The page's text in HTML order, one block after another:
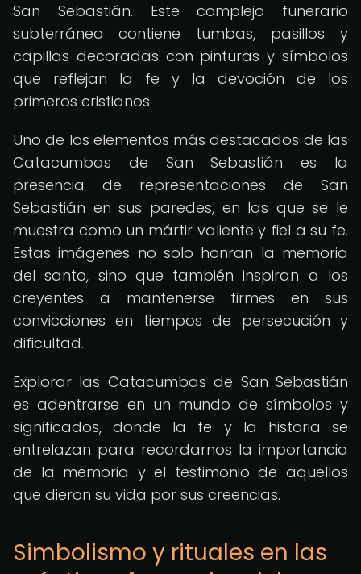
San Sebastián. Este complejo funerario
subterráneo contiene tumbas, pasillos y
capillas decoradas con pinturas y símbolos
que reflejan la fe y la devoción de los
primeros cristianos.
Uno de los elementos más destacados de las
Catacumbas de San Sebastián es la
presencia de representaciones de San
Sebastián en sus paredes, en las que se le
muestra como un mártir valiente y fiel a su fe.
Estas imágenes no solo honran la memoria
del santo, sino que también inspiran a los
creyentes a mantenerse firmes en sus
convicciones en tiempos de persecución y
dificultad.
Explorar las Catacumbas de San Sebastián
es adentrarse en un mundo de símbolos y
significados, donde la fe y la historia se
entrelazan para recordarnos la importancia
de la memoria y el testimonio de aquellos
que dieron su vida por sus creencias.
Simbolismo y rituales en las